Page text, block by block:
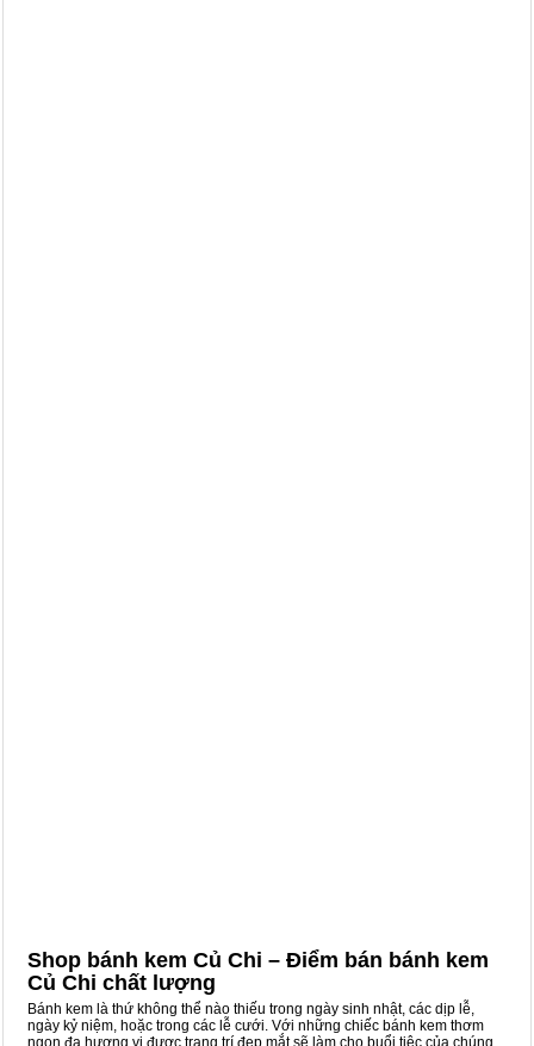
Shop bánh kem Củ Chi – Điểm bán bánh kem
Củ Chi chất lượng
Bánh kem là thứ không thể nào thiếu trong ngày sinh nhật, các dịp lễ,
ngày kỷ niệm, hoặc trong các lễ cưới. Với những chiếc bánh kem thơm
ngon đa hương vị được trang trí đẹp mắt sẽ làm cho buổi tiệc của chúng